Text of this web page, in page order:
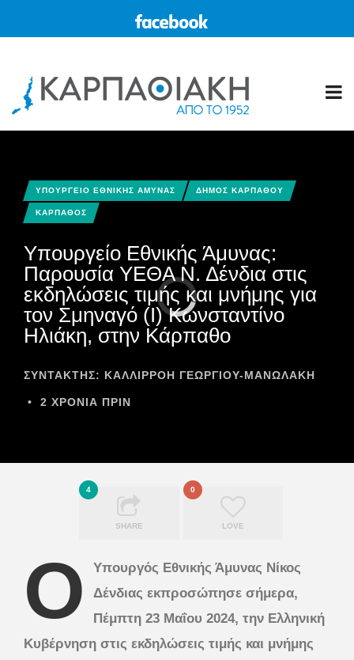
ΥΠΟΥΡΓΕΙΟ ΕΘΝΙΚΗΣ ΑΜΥΝΑΣ ΔΗΜΟΣ ΚΑΡΠΑΘΟΥ
ΚΑΡΠΑΘΟΣ
Υπουργείο Εθνικής Άμυνας:
Παρουσία ΥΕΘΑ Ν. Δένδια στις
εκδηλώσεις τιμής και μνήμης για
τον Σμηναγό (Ι) Κωνσταντίνο
Ηλιάκη, στην Κάρπαθο
ΣΥΝΤΆΚΤΗΣ: ΚΑΛΛΙΡΡΟΗ ΓΕΩΡΓΙΟΥ-ΜΑΝΩΛΑΚΗ
• 2 ΧΡΌΝΙΑ ΠΡΙΝ
4
SHARE
0
LOVE
Ο
Υπουργός Εθνικής Άμυνας Νίκος
Δένδιας εκπροσώπησε σήμερα,
Πέμπτη 23 Μαΐου 2024, την Ελληνική
Κυβέρνηση στις εκδηλώσεις τιμής και μνήμης